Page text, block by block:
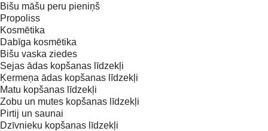
Bišu māšu peru pieniņš
Propoliss
Kosmētika
Dabīga kosmētika
Bišu vaska ziedes
Sejas ādas kopšanas līdzekļi
Ķermeņa ādas kopšanas līdzekļi
Matu kopšanas līdzekļi
Zobu un mutes kopšanas līdzekļi
Pirtij un saunai
Dzīvnieku kopšanas līdzekļi